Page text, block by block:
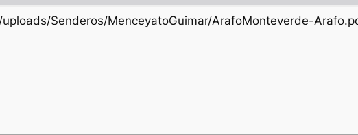
Senderos/MenceyatoGuimar/ArafoMonteverde-